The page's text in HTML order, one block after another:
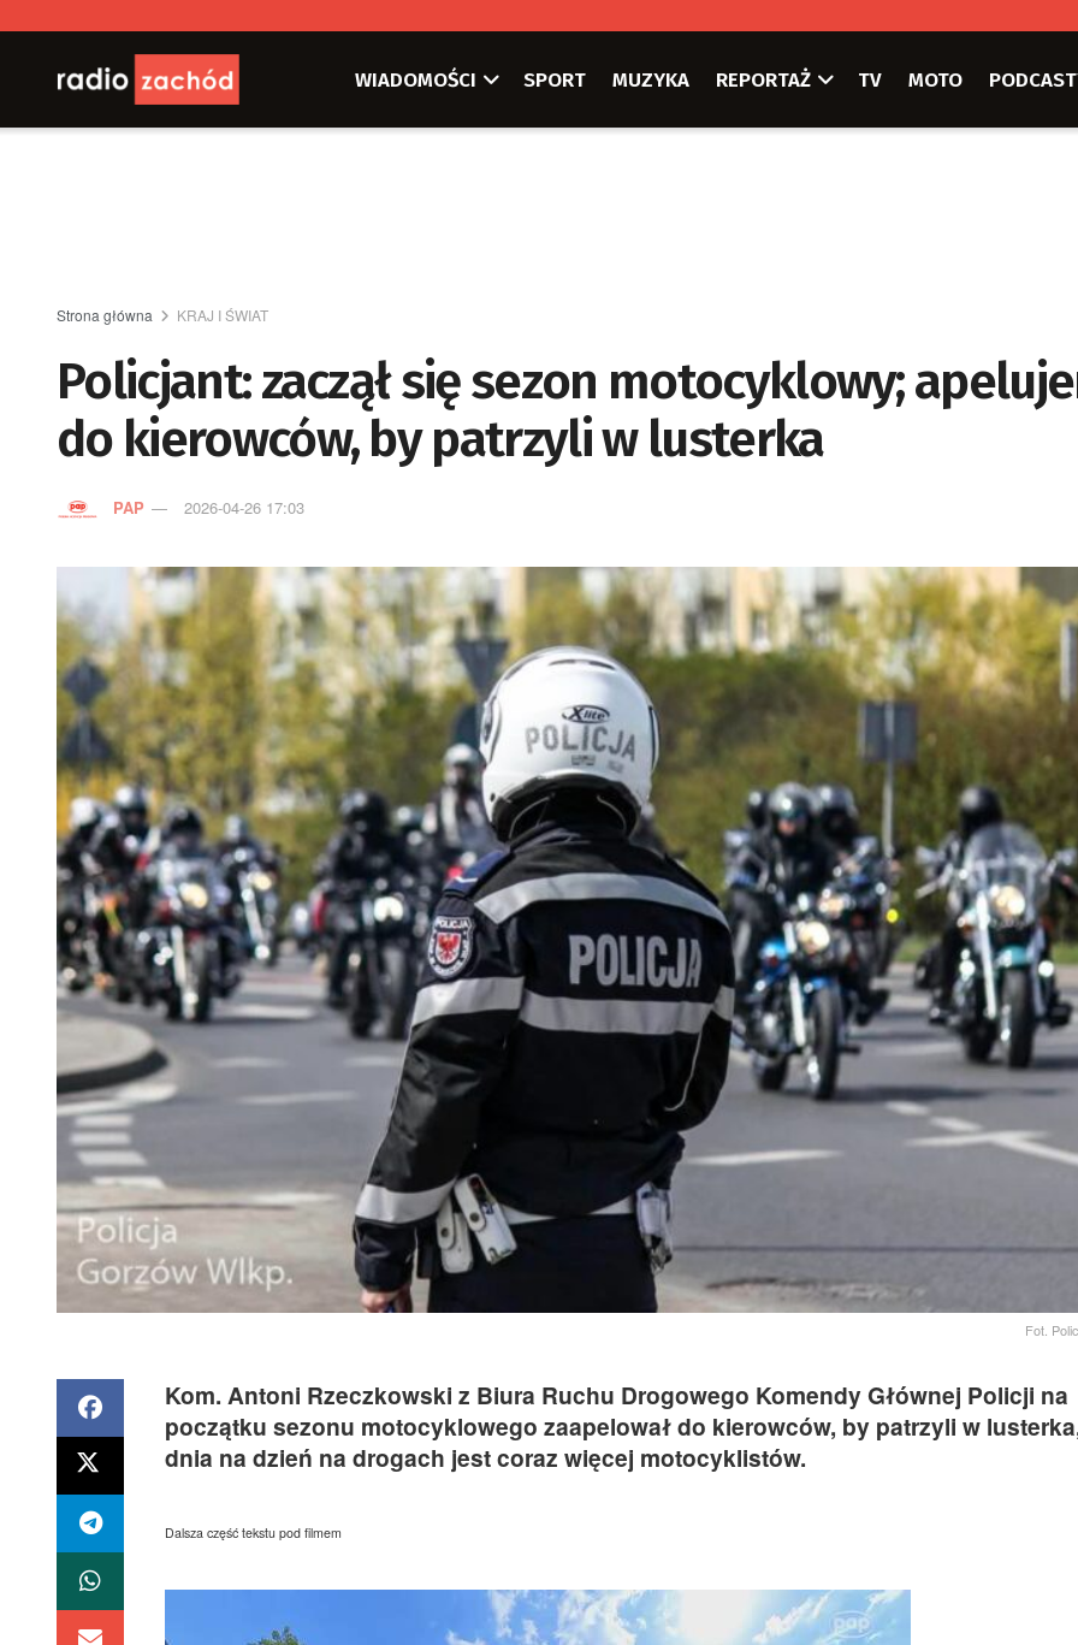
WIADOMOŚCI SPORT MUZYKA REPORTAŻ TV MOTO
Strona główna KRAJ I ŚWIAT
Policjant: zaczął się sezon motocyklowy;
do kierowców, by patrzyli w lusterka
PAP 2026-04-26 17:03
Fot.
Kom. Antoni Rzeczkowski z Biura Ruchu Drogowego Komendy Głównej Policji na
początku sezonu motocyklowego zaapelował do kierowców, by patrzyli w
dnia na dzień na drogach jest coraz więcej motocyklistów.
Dalsza część tekstu pod filmem